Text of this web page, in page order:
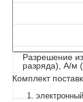
Разрешение
разряда), А/м
Комплект